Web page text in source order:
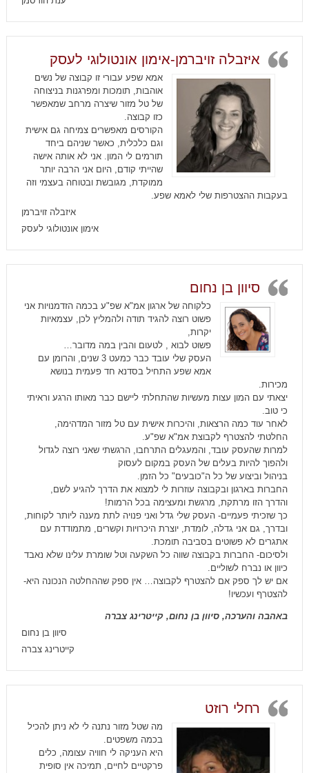
איזבלה זויברמן-אימון אונטולוגי לעסק
אמא שפע עבורי זו קבוצה של נשים
אוהבות, תומכות ומפרגנות בניצוחה
של טל מזור שיצרה מרחב שמאפשר
כזו קבוצה.
הקורסים מאפשרים צמיחה גם אישית
וגם כלכלית, כאשר שניהם ביחד
תורמים לי המון. אני לא אותה אישה
שהייתי קודם, היום אני הרבה יותר
ממוקדת, מגובשת ובטוחה בעצמי וזה
בעקבות ההצטרפות שלי לאמא שפע.
איזבלה זויברמן
אימון אונטולוגי לעסק
סיוון בן נחום
כלקוחה של ארגון אמ"א שפ"ע בכמה הזדמנויות אני
פשוט רוצה להגיד תודה ולהמליץ לכן, עצמאיות
יקרות,
פשוט לבוא , לטעום והבין במה מדובר…
העסק שלי עובד כבר כמעט 3 שנים, והרומן עם
אמא שפע התחיל בסדנא חד פעמית בנושא
מכירות.
יצאתי עם המון עצות מעשיות שהתחלתי ליישם כבר מאותו הרגע וראיתי
כי טוב.
לאחר עוד כמה הרצאות, והיכרות אישית עם טל מזור המדהימה,
החלטתי להצטרף לקבוצת אמ"א שפ"ע.
למרות שהעסק עובד, והמעגלים התרחבו, הרגשתי שאני רוצה לגדול
ולהפוך להיות בעלים של העסק במקום לעסוק
בניהול וביצוע של כל ה"כובעים" כל הזמן.
החברות בארגון ובקבוצה עוזרות לי למצוא את הדרך להגיע לשם,
והדרך הזו מרתקת, מרגשת ומעצימה בכל הרמות!
כך שזכיתי פעמיים- העסק שלי גדל ואני פנויה לתת מענה ליותר לקוחות,
ובדרך, גם אני גדלה, לומדת, יוצרת היכרויות וקשרים, מתמודדת עם
אתגרים לא פשוטים בסביבה תומכת.
ולסיכום- החברות בקבוצה שווה כל השקעה וטל שומרת עלינו שלא נאבד
כיוון או נברח לשוליים.
אם יש לך ספק אם להצטרף לקבוצה… אין ספק שההחלטה הנכונה היא-
להצטרף ועכשיו!
באהבה והערכה, סיוון בן נחום, קייטרינג צברה
סיוון בן נחום
קייטרינג צברה
רחלי רוזט
מה שטל מזור נתנה לי לא ניתן להכיל
בכמה משפטים.
היא העניקה לי חוויה עצומה, כלים
פרקטיים לחיים, תמיכה אין סופית